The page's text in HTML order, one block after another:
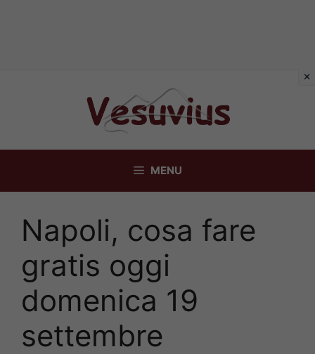
MENU
Napoli, cosa fare
gratis oggi
domenica 19
settembre